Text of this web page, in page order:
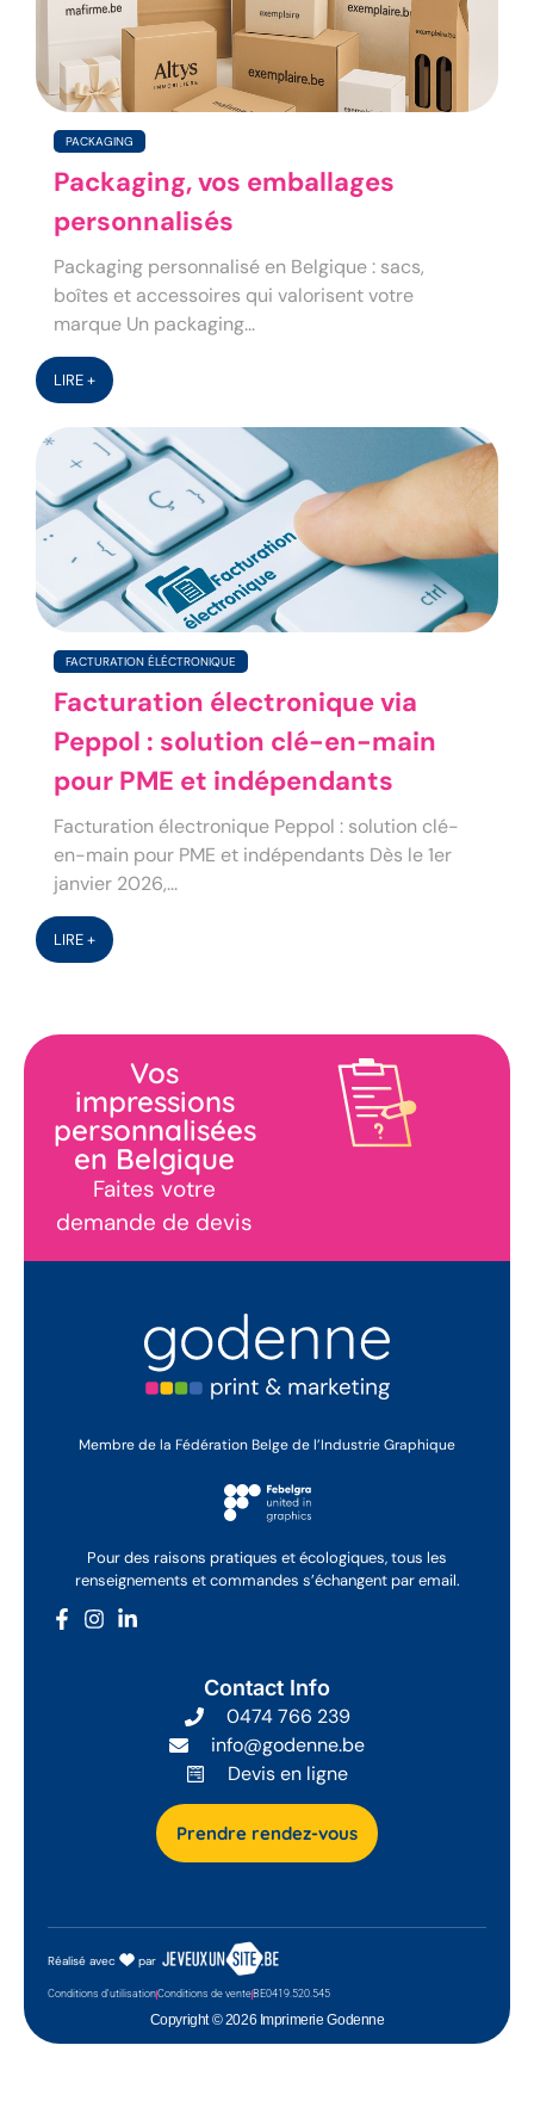
PACKAGING
Packaging, vos emballages
personnalisés
Packaging personnalisé en Belgique : sacs,
boîtes et accessoires qui valorisent votre
marque Un packaging...
LIRE +
FACTURATION ÉLÉCTRONIQUE
Facturation électronique via
Peppol : solution clé-en-main
pour PME et indépendants
Facturation électronique Peppol : solution clé-
en-main pour PME et indépendants Dès le 1er
janvier 2026,...
LIRE +
Vos
impressions
personnalisées
en Belgique
Faites votre
demande de devis
Membre de la Fédération Belge de l’Industrie Graphique
Pour des raisons pratiques et écologiques, tous les
renseignements et commandes s’échangent par email.
Contact Info
0474 766 239
info@godenne.be
Devis en ligne
Prendre rendez-vous
Copyright © 2026 Imprimerie Godenne
Conditions d'utilisationConditions de venteBE0419.520.545
Réalisé avec par